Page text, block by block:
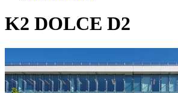
K2 DOLCE D2